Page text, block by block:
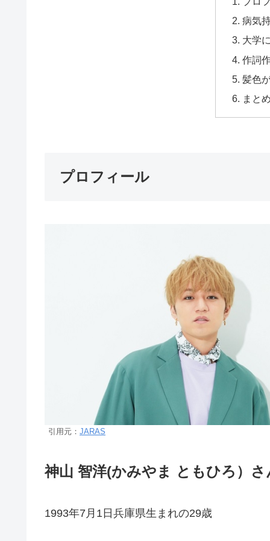
病気
大学
作詞
髪色
まと
プロフィール
引用元： JARAS
神山 智洋(かみやま ともひろ）さ
1993年7月1日兵庫県生まれの29歳